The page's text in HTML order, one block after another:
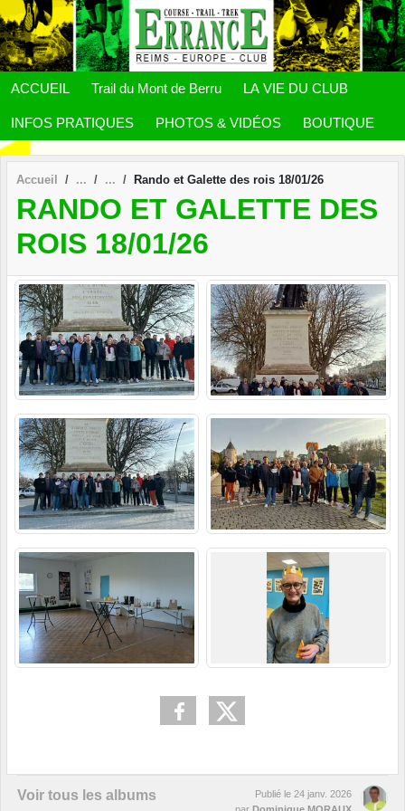
ACCUEIL Trail du Mont de Berru LA VIE DU CLUB
INFOS PRATIQUES PHOTOS & VIDÉOS BOUTIQUE
Accueil Rando et Galette des rois 18/01/26
RANDO ET GALETTE DES
ROIS 18/01/26
Voir tous les albums
Publié le 24 janv. 2026
Panneau de gestion des cookies